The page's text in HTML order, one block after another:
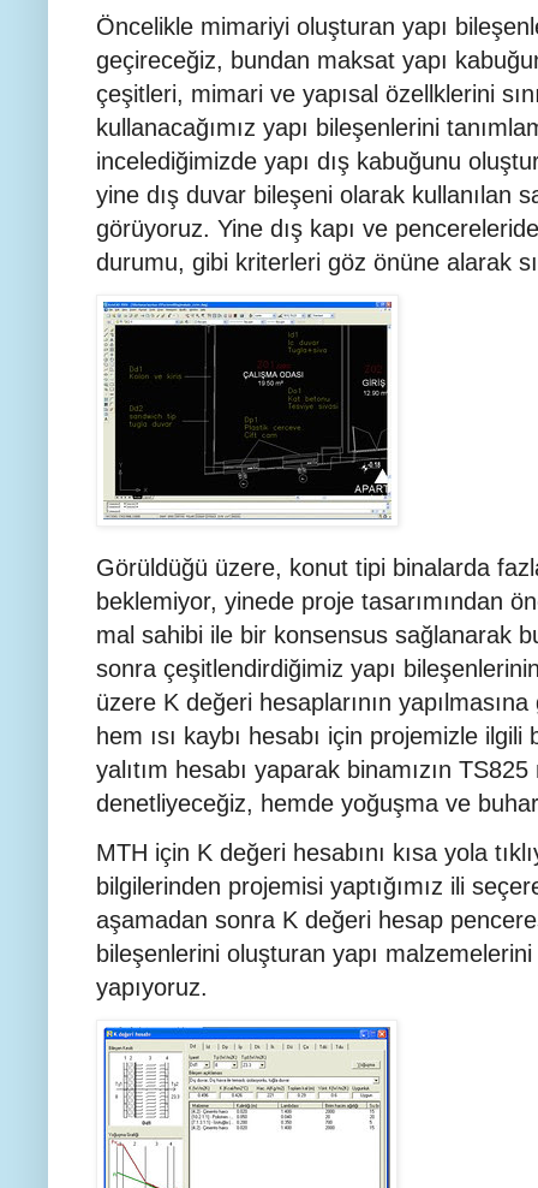
Öncelikle mimariyi oluşturan yapı
geçireceğiz, bundan maksat yapı
çeşitleri, mimari ve yapısal özellklerini
kullanacağımız yapı bileşenlerini
incelediğimizde yapı dış kabuğunu
yine dış duvar bileşeni olarak kullanılan
görüyoruz. Yine dış kapı ve
durumu, gibi kriterleri göz önüne alarak
Görüldüğü üzere, konut tipi binalarda
beklemiyor, yinede proje tasarımından
mal sahibi ile bir konsensus sağlanarak
sonra çeşitlendirdiğimiz yapı
üzere K değeri hesaplarının
hem ısı kaybı hesabı için projemizle
yalıtım hesabı yaparak binamızın
denetliyeceğiz, hemde yoğuşma ve
MTH için K değeri hesabını kısa yola
bilgilerinden projemisi yaptığımız ili
aşamadan sonra K değeri hesap
bileşenlerini oluşturan yapı
yapıyoruz.